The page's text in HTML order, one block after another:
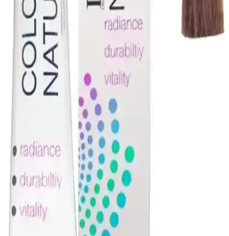
Igora Bebek Sarısı, doğal ve ışıltılı saç renkleri arayanlar için ideal,
kalıcı ve güvenilir bir ton olup, doğru tekniklerle elde edilmesi
önemlidir.
HUSH Krem Oksidan 6% ve Igora Oksidan Krem
9% Karşılaştırması
Bu makalede, HUSH Krem Oksidan 6% ve Igora Oksidan Krem
9%'un özellikleri, kullanıcı yorumları ve kullanım avantajları
karşılaştırılarak, doğru ürün seçimine rehberlik ediliyor.
Kumral Bej Saç Boyası ve Profesyonel Uygulama
Yöntemleri Hakkında Detaylı Rehber
Kumral bej tonları doğal ve şık görünüm sağlar. Profesyonel
uygulama teknikleri, ürün seçimi ve bakım ipuçlarıyla kalıcı ve
sağlıklı saçlar elde edin.
Schwarzkopf Igora %9 Oksidan Krem ile Güvenilir
Saç Boyama ve Açma İşlemleri
Schwarzkopf Igora %9 oksidan krem, yüksek kalite ve güvenilirlik
sunarak saç boyama ve açma işlemlerinde etkili sonuçlar sağlar,
profesyonel ve ev kullanımı için ideal bir seçenektir.